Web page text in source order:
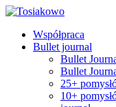
Współpraca
Bullet journal
Bullet
Bullet
25+
10+